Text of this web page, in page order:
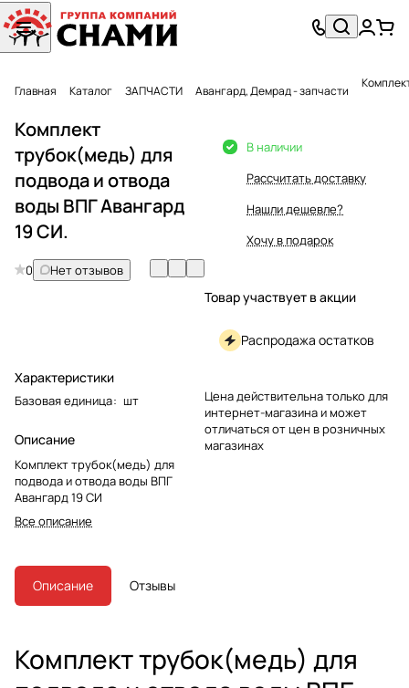
Главная Каталог ЗАПЧАСТИ Авангард, Демрад - запчасти
Комплект
трубок(медь) для
подвода и отвода
воды ВПГ Авангард
19 СИ.
0 Нет отзывов
Характеристики
Базовая единица: шт
Описание
Комплект трубок(медь) для
подвода и отвода воды ВПГ
Авангард 19 СИ
Все описание
В наличии
Рассчитать доставку
Нашли дешевле?
Хочу в подарок
Товар участвует в акции
Распродажа остатков
Цена действительна только для
интернет-магазина и может
отличаться от цен в розничных
магазинах
Описание Отзывы
Комплект трубок(медь) для